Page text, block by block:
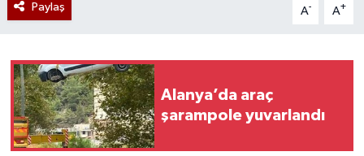
Paylaş A- A+
Alanya’da araç
şarampole yuvarlandı